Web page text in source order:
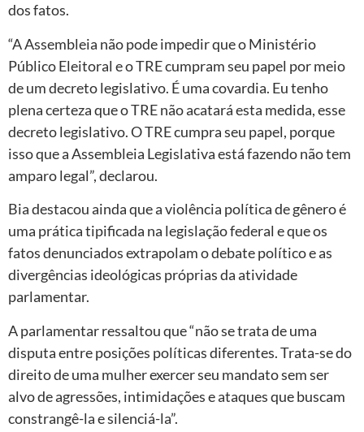
dos fatos.
“A Assembleia não pode impedir que o Ministério
Público Eleitoral e o TRE cumpram seu papel por meio
de um decreto legislativo. É uma covardia. Eu tenho
plena certeza que o TRE não acatará esta medida, esse
decreto legislativo. O TRE cumpra seu papel, porque
isso que a Assembleia Legislativa está fazendo não tem
amparo legal”, declarou.
Bia destacou ainda que a violência política de gênero é
uma prática tipificada na legislação federal e que os
fatos denunciados extrapolam o debate político e as
divergências ideológicas próprias da atividade
parlamentar.
A parlamentar ressaltou que “não se trata de uma
disputa entre posições políticas diferentes. Trata-se do
direito de uma mulher exercer seu mandato sem ser
alvo de agressões, intimidações e ataques que buscam
constrangê-la e silenciá-la”.